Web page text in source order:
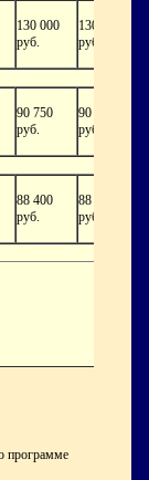
130 000
руб.
130 000
руб.
90 750
руб.
90 750
руб.
88 400
руб.
88 400
руб.
программе